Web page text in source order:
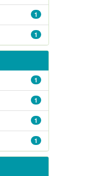
1
1
1
1
1
1